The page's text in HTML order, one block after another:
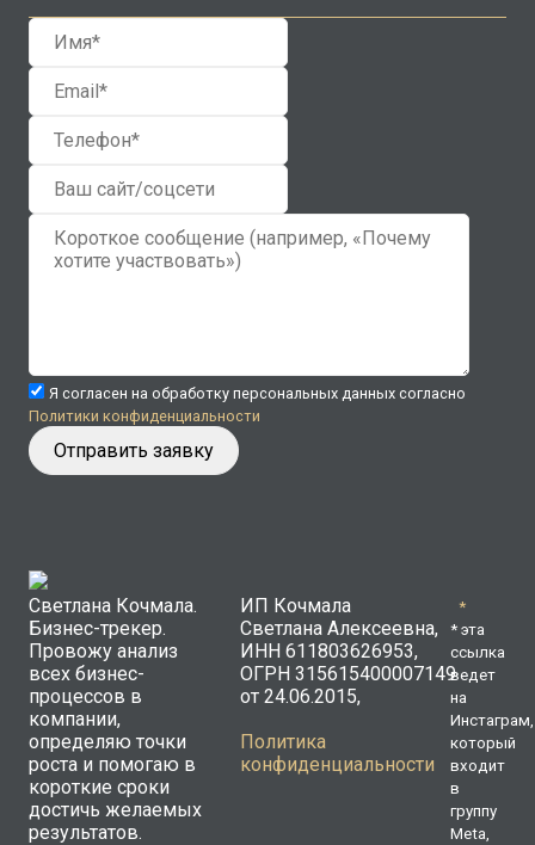
Я согласен на обработку персональных данных согласно
Политики конфиденциальности
Светлана Кочмала.
Бизнес-трекер.
Провожу анализ
всех бизнес-
процессов в
компании,
определяю точки
роста и помогаю в
короткие сроки
достичь желаемых
результатов.
ИП Кочмала
Светлана Алексеевна,
ИНН 611803626953,
ОГРН 315615400007149
от 24.06.2015,
Политика
конфиденциальности
*
* эта
ссылка
ведет
на
Инстаграм,
который
входит
в
группу
Meta,